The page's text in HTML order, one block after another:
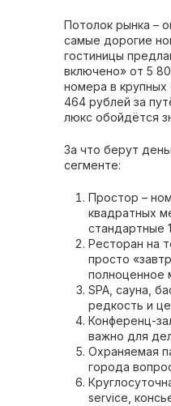
Потолок рынка –
самые дорогие
гостиницы
включено» от 5
номера в крупных
464 рублей за
люкс обойдётся
За что берут
сегменте:
Простор –
квадратных
стандартные
Ресторан на
просто
полноценное
SPA, сауна,
редкость и
Конференц-
важно для
Охраняемая
города
service,